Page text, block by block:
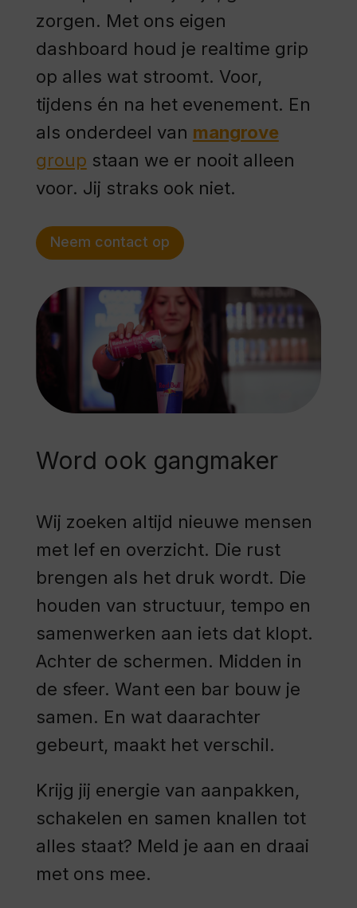
zorgen. Met ons eigen
dashboard houd je realtime grip
op alles wat stroomt. Voor,
tijdens én na het evenement. En
als onderdeel van mangrove
group staan we er nooit alleen
voor. Jij straks ook niet.
Neem contact op
Word ook gangmaker
Wij zoeken altijd nieuwe mensen
met lef en overzicht. Die rust
brengen als het druk wordt. Die
houden van structuur, tempo en
samenwerken aan iets dat klopt.
Achter de schermen. Midden in
de sfeer. Want een bar bouw je
samen. En wat daarachter
gebeurt, maakt het verschil.
Krijg jij energie van aanpakken,
schakelen en samen knallen tot
alles staat? Meld je aan en draai
met ons mee.